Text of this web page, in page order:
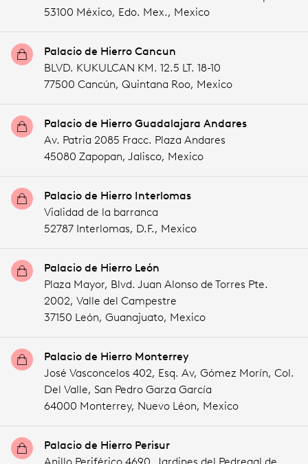
53100 México, Edo. Mex., Mexico
Palacio de Hierro Cancun
BLVD. KUKULCAN KM. 12.5 LT. 18-10
77500 Cancún, Quintana Roo, Mexico
Palacio de Hierro Guadalajara Andares
Av. Patria 2085 Fracc. Plaza Andares
45080 Zapopan, Jalisco, Mexico
Palacio de Hierro Interlomas
Vialidad de la barranca
52787 Interlomas, D.F., Mexico
Palacio de Hierro León
Plaza Mayor, Blvd. Juan Alonso de Torres Pte.
2002, Valle del Campestre
37150 León, Guanajuato, Mexico
Palacio de Hierro Monterrey
José Vasconcelos 402, Esq. Av, Gómez Morín, Col.
Del Valle, San Pedro Garza García
64000 Monterrey, Nuevo Léon, Mexico
Palacio de Hierro Perisur